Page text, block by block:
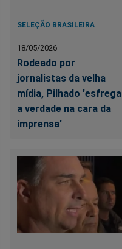
SELEÇÃO BRASILEIRA
18/05/2026
Rodeado por
jornalistas da velha
mídia, Pilhado 'esfrega
a verdade na cara da
imprensa'